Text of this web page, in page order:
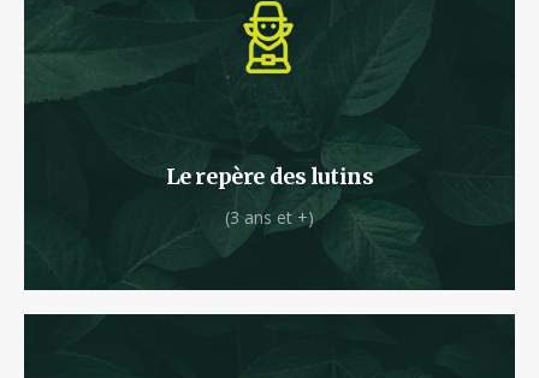
Le repère des lutins
(3 ans et +)
Dans le repère des p’tits lutins, les aventuriers